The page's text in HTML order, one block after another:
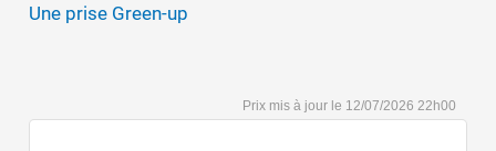
Une prise Green-up
12/07/2026 22h00